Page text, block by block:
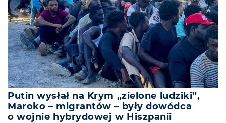
Putin wysłał na Krym „zielone ludziki”,
Maroko – migrantów – były dowódca
o wojnie hybrydowej w Hiszpanii